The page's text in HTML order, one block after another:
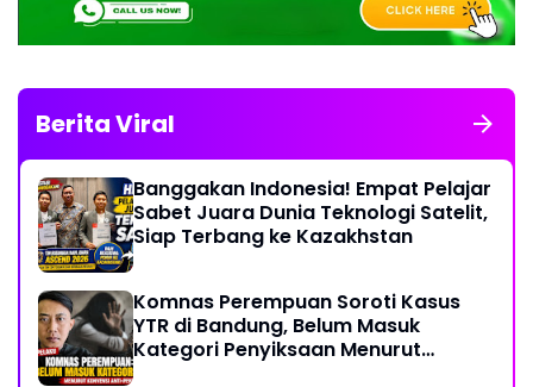
Berita Viral
Banggakan Indonesia! Empat Pelajar
Sabet Juara Dunia Teknologi Satelit,
Siap Terbang ke Kazakhstan
Komnas Perempuan Soroti Kasus
YTR di Bandung, Belum Masuk
Kategori Penyiksaan Menurut